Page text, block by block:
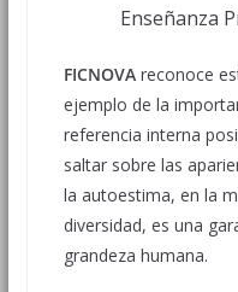
FICNOVAreconoce
ejemplo de la
referencia interna
saltar sobre las
la autoestima, en la
diversidad, es una
grandeza humana.